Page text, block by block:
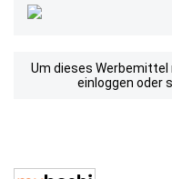
Um dieses
einloggen oder